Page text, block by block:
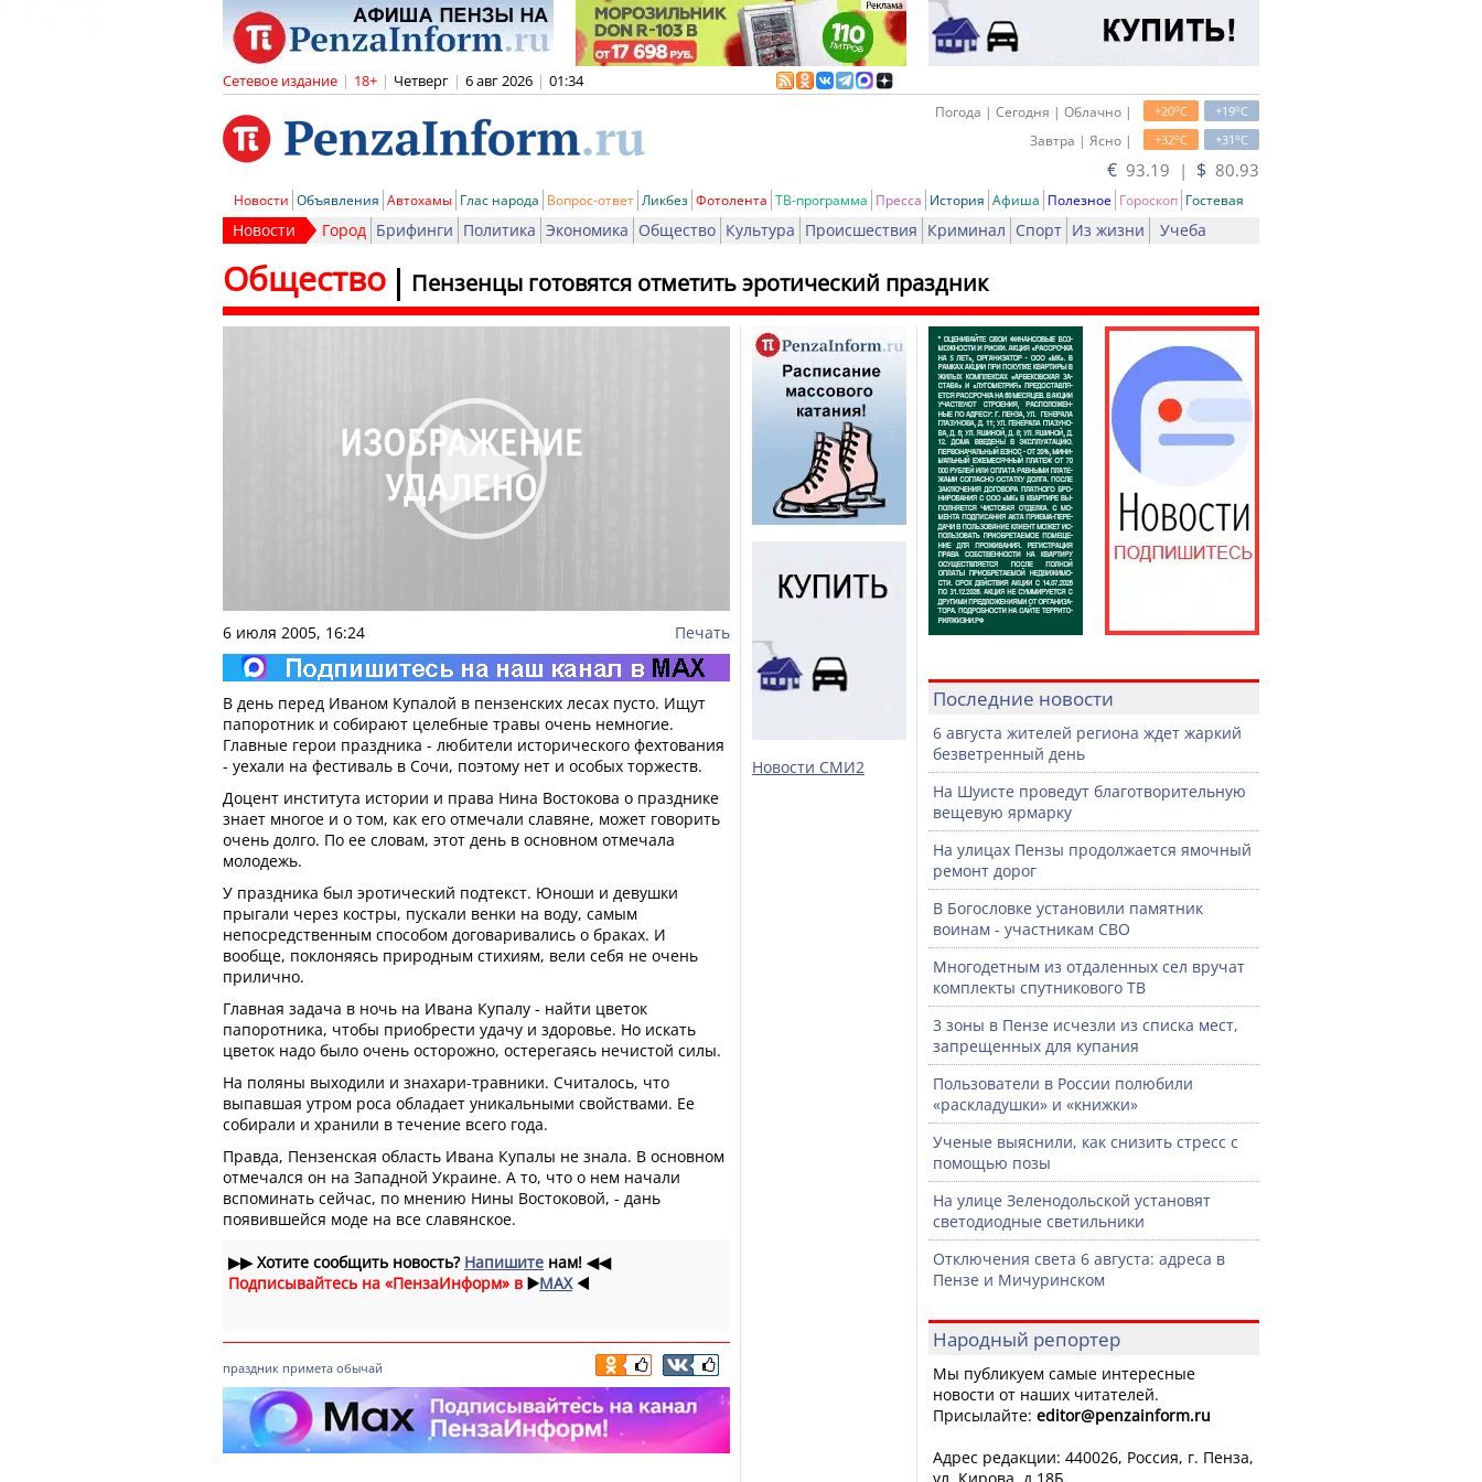
Сетевое издание | 18+ | Четверг | 6 авг 2026 | 01:34
+19oC
+20oC
Погода | Сегодня | Облачно |
+31oC
+32oC
Завтра | Ясно |
€ 93.19 | $ 80.93
Новости Объявления Автохамы Глас народа Вопрос-ответ Ликбез Фотолента ТВ-программа Пресса История Афиша Полезное Гороскоп Гостевая
Новости Город Брифинги Политика Экономика Общество Культура Происшествия Криминал Спорт Из жизни Учеба
Пензенцы готовятся отметить эротический праздник
Общество
6 июля 2005, 16:24 Печать
В день перед Иваном Купалой в пензенских лесах пусто. Ищут
папоротник и собирают целебные травы очень немногие.
Главные герои праздника - любители исторического фехтования
- уехали на фестиваль в Сочи, поэтому нет и особых торжеств.
Доцент института истории и права Нина Востокова о празднике
знает многое и о том, как его отмечали славяне, может говорить
очень долго. По ее словам, этот день в основном отмечала
молодежь.
У праздника был эротический подтекст. Юноши и девушки
прыгали через костры, пускали венки на воду, самым
непосредственным способом договаривались о браках. И
вообще, поклоняясь природным стихиям, вели себя не очень
прилично.
Главная задача в ночь на Ивана Купалу - найти цветок
папоротника, чтобы приобрести удачу и здоровье. Но искать
цветок надо было очень осторожно, остерегаясь нечистой силы.
На поляны выходили и знахари-травники. Считалось, что
выпавшая утром роса обладает уникальными свойствами. Ее
собирали и хранили в течение всего года.
Правда, Пензенская область Ивана Купалы не знала. В основном
отмечался он на Западной Украине. А то, что о нем начали
вспоминать сейчас, по мнению Нины Востоковой, - дань
появившейся моде на все славянское.
▶▶Хотите сообщить новость? Напишите нам! ◀◀
Подписывайтесь на «ПензаИнформ» в ▶️MAX ◀️
праздник примета обычай
Новости СМИ2
Последние новости
6 августа жителей региона ждет жаркий
безветренный день
На Шуисте проведут благотворительную
вещевую ярмарку
На улицах Пензы продолжается ямочный
ремонт дорог
В Богословке установили памятник
воинам - участникам СВО
Многодетным из отдаленных сел вручат
комплекты спутникового ТВ
3 зоны в Пензе исчезли из списка мест,
запрещенных для купания
Пользователи в России полюбили
«раскладушки» и «книжки»
Ученые выяснили, как снизить стресс с
помощью позы
На улице Зеленодольской установят
светодиодные светильники
Отключения света 6 августа: адреса в
Пензе и Мичуринском
Народный репортер
Мы публикуем самые интересные
новости от наших читателей.
Присылайте: editor@penzainform.ru
Адрес редакции: 440026, Россия, г. Пенза,